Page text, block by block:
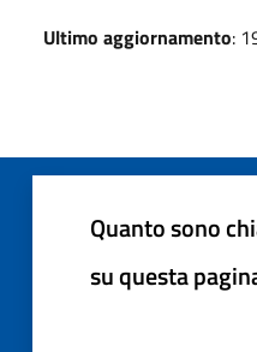
Ultimo aggiornamento:
Quanto sono
su questa